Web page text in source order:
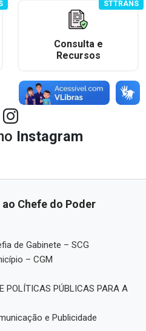
Consulta e
Recursos
STTRANS
Instagram
Chefe do Poder
de Gabinete – SCG
– CGM
POLÍTICAS PÚBLICAS PARA A
e Publicidade